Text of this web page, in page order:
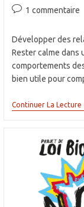
de
publiée :
Commentaires
publication :
1 commentaire
Développer des
Rester calme
comportements
bien utile pour
Continuer La Lecture